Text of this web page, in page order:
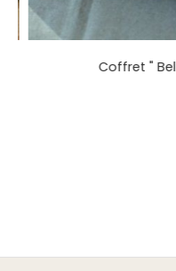
"Routine douceur" Mia